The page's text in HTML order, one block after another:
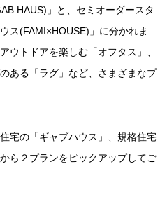
HAUS)」と、セミオーダースタ
ス(FAMI×HOUSE)」に分かれま
ウトドアを楽しむ「オフタス」、
ある「ラグ」など、さまざまなプ
宅の「ギャブハウス」、規格住宅
ら２プランをピックアップしてご